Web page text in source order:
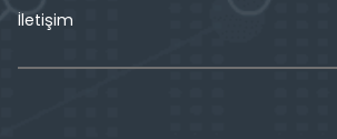
İletişim